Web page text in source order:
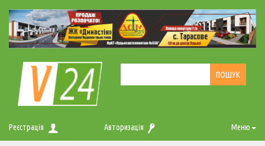
Реєстрація Авторизація Меню